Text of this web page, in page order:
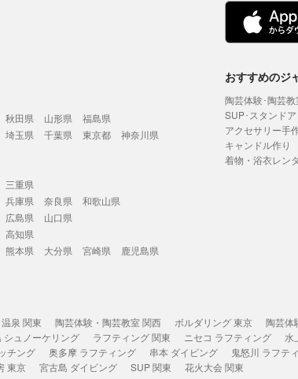
秋田県 山形県
福島県
埼玉県 千葉県 東京都
神奈川県
三重県
兵庫県 奈良県
和歌山県
広島県
山口県
高知県
熊本県 大分県 宮崎県
鹿児島県
おすすめのジ
陶芸体験･陶芸教
SUP･スタンド
アクセサリー手
キャンドル作り
着物・浴衣レン
泉 関東 陶芸体験・陶芸教室 関西 ボルダリング 東京 陶芸体
シュノーケリング ラフティング 関東 ニセコ ラフティング 水
チング 奥多摩 ラフティング 串本 ダイビング 鬼怒川 ラフテ
東京 宮古島 ダイビング SUP 関東 花火大会 関東